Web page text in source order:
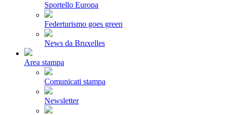
Sportello Europa
Federturismo goes green
News da Bruxelles
Area stampa
Comunicati stampa
Newsletter